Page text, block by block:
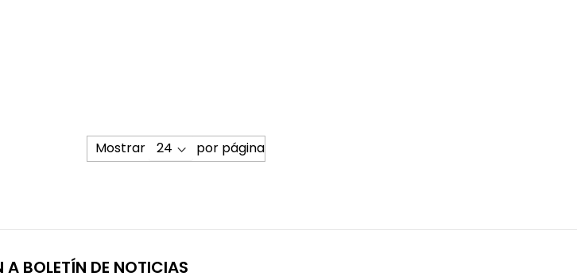
Mostrar por página
A BOLETÍN DE NOTICIAS